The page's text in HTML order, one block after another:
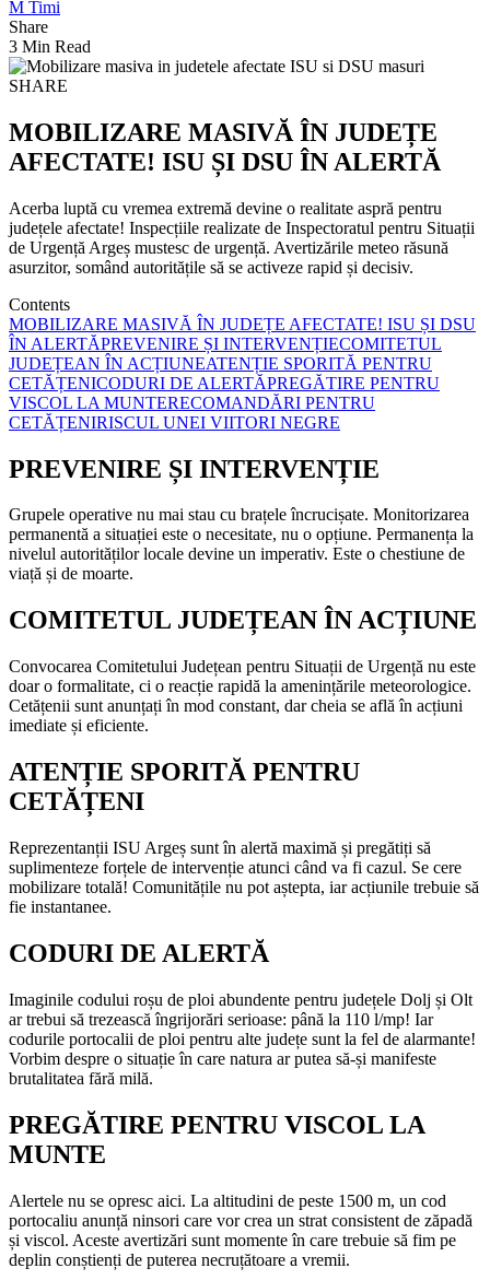
M Timi
Share
3 Min Read
SHARE
MOBILIZARE MASIVĂ ÎN JUDEȚE
AFECTATE! ISU ȘI DSU ÎN ALERTĂ
Acerba luptă cu vremea extremă devine o realitate aspră pentru
județele afectate! Inspecțiile realizate de Inspectoratul pentru Situații
de Urgență Argeș mustesc de urgență. Avertizările meteo răsună
asurzitor, somând autoritățile să se activeze rapid și decisiv.
Contents
MOBILIZARE MASIVĂ ÎN JUDEȚE AFECTATE! ISU ȘI DSU
ÎN ALERTĂPREVENIRE ȘI INTERVENȚIECOMITETUL
JUDEȚEAN ÎN ACȚIUNEATENȚIE SPORITĂ PENTRU
CETĂȚENICODURI DE ALERTĂPREGĂTIRE PENTRU
VISCOL LA MUNTERECOMANDĂRI PENTRU
CETĂȚENIRISCUL UNEI VIITORI NEGRE
PREVENIRE ȘI INTERVENȚIE
Grupele operative nu mai stau cu brațele încrucișate. Monitorizarea
permanentă a situației este o necesitate, nu o opțiune. Permanența la
nivelul autorităților locale devine un imperativ. Este o chestiune de
viață și de moarte.
COMITETUL JUDEȚEAN ÎN ACȚIUNE
Convocarea Comitetului Județean pentru Situații de Urgență nu este
doar o formalitate, ci o reacție rapidă la amenințările meteorologice.
Cetățenii sunt anunțați în mod constant, dar cheia se află în acțiuni
imediate și eficiente.
ATENȚIE SPORITĂ PENTRU
CETĂȚENI
Reprezentanții ISU Argeș sunt în alertă maximă și pregătiți să
suplimenteze forțele de intervenție atunci când va fi cazul. Se cere
mobilizare totală! Comunitățile nu pot aștepta, iar acțiunile trebuie să
fie instantanee.
CODURI DE ALERTĂ
Imaginile codului roșu de ploi abundente pentru județele Dolj și Olt
ar trebui să trezească îngrijorări serioase: până la 110 l/mp! Iar
codurile portocalii de ploi pentru alte județe sunt la fel de alarmante!
Vorbim despre o situație în care natura ar putea să-și manifeste
brutalitatea fără milă.
PREGĂTIRE PENTRU VISCOL LA
MUNTE
Alertele nu se opresc aici. La altitudini de peste 1500 m, un cod
portocaliu anunță ninsori care vor crea un strat consistent de zăpadă
și viscol. Aceste avertizări sunt momente în care trebuie să fim pe
deplin conștienți de puterea necruțătoare a vremii.